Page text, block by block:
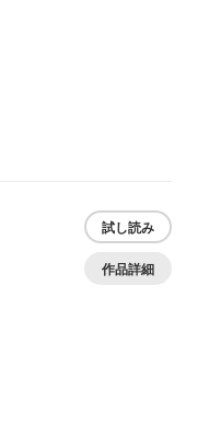
試し読み
作品詳細